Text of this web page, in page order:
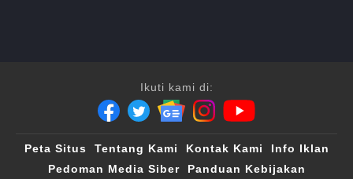
Ikuti kami di:
Peta Situs Tentang Kami Kontak Kami
Info Iklan
Pedoman Media Siber
Panduan Kebijakan